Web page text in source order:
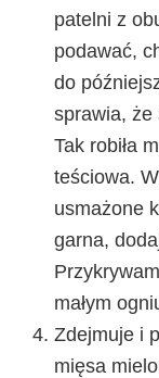
patelni z
podawać,
do
sprawia, że
Tak robiła
teściowa.
usmażone
garna,
małym
Zdejmuje i
mięsa